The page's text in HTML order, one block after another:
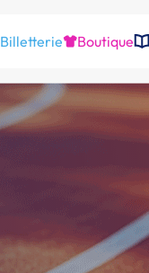
Billetterie Boutique